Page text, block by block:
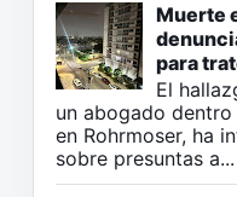
Muerte
para
El
un abogado
en Rohrmoser, ha
sobre presuntas a...